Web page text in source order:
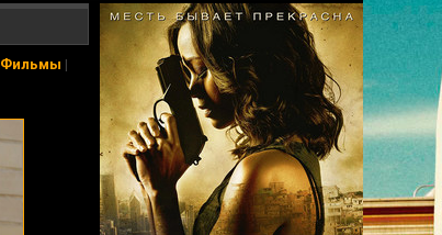
Фильмы |